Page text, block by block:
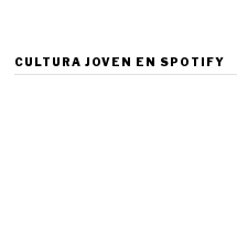
CULTURA JOVEN EN SPOTIFY